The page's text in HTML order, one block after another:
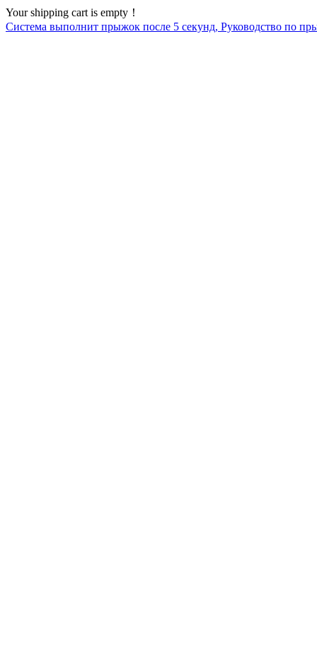
Your shipping cart is empty！
Система выполнит прыжок после 5 секунд, Руководство по